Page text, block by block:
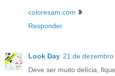
coloresam.com ❥
Responder
Look Day 21 de
Deve ser muito delícia,